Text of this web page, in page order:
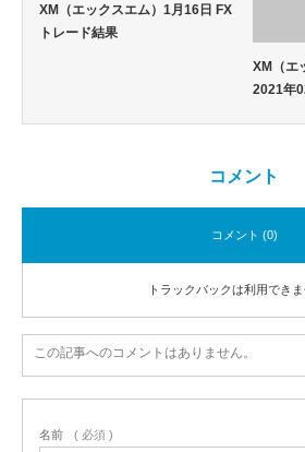
XM（エックスエム）1月16日 FX
トレード結果
XM（エ
2021年
コメント
コメント (0)
トラックバックは利用できま
この記事へのコメントはありません。
名前 ( 必須 )